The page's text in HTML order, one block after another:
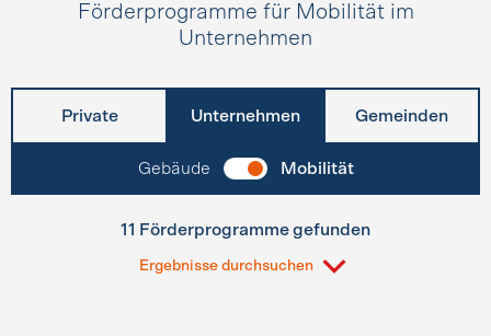
Förderprogramme für Mobilität im
Unternehmen
Private Unternehmen Gemeinden
Gebäude Mobilität
11 Förderprogramme gefunden
Ergebnisse durchsuchen